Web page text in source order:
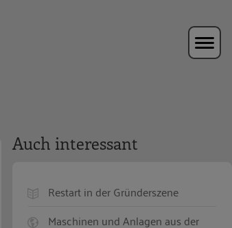
Auch interessant
Restart in der Gründerszene
Maschinen und Anlagen aus der